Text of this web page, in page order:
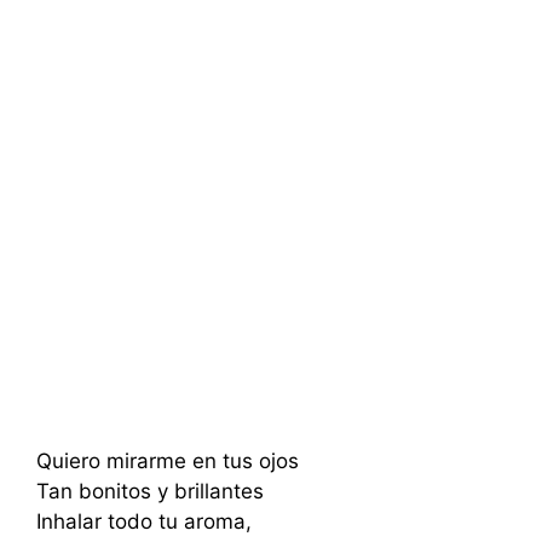
Quiero mirarme en tus ojos
Tan bonitos y brillantes
Inhalar todo tu aroma,